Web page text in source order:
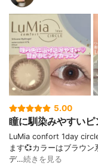
5.00
瞳に馴染みやすい
LuMia confort 1day
ます💞⁡カラーはブラウ
デ…続きを見る